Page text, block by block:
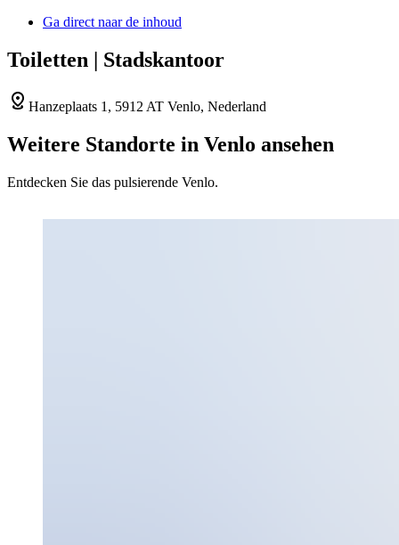
Ga direct naar de inhoud
Toiletten | Stadskantoor
Hanzeplaats 1, 5912 AT Venlo, Nederland
Weitere Standorte in Venlo ansehen
Entdecken Sie das pulsierende Venlo.